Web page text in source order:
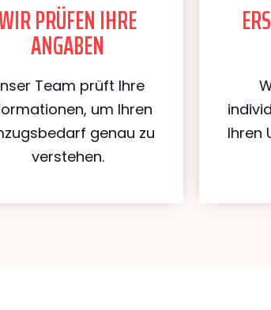
PRÜFEN IHRE
ANGABEN
Team prüft Ihre
um Ihren
genau zu
verstehen.
Ihren